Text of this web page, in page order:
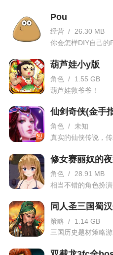
Pou
经营 / 26.30 MB
你会怎样DIY自己的
葫芦娃小y版
角色 /
1.55 GB
葫芦娃救爷爷！
仙剑奇侠(金手
角色 / 未知
真实的仙侠传说，
修女赛丽奴的
角色 /
28.91 MB
相当不错的角色扮
同人圣三国蜀
策略 /
1.14 GB
三国历史题材策略游